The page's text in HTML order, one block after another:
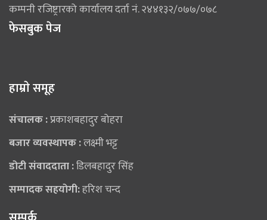
कम्पनी रजिष्ट्रारको कार्यालय दर्ता नं. २४४१३२/०७७/०७८
फेसबुक पेज
हाम्राे समूह
संचालक :प्रकाशबहादुर बोहरा
बजार व्यवस्थापक :लक्ष्मी भट्ट
डोटी संवाददाता :डिलबहादुर सिंह
सम्पादक सहयोगी:हरिश चन्द